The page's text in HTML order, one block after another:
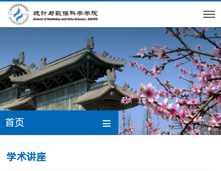
首页
学术讲座